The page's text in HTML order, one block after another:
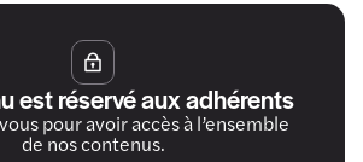
est réservé aux adhérents
pour avoir accès à l’ensemble
de nos contenus.